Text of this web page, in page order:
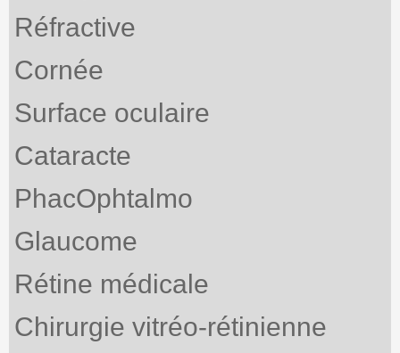
Réfractive
Cornée
Surface oculaire
Cataracte
PhacOphtalmo
Glaucome
Rétine médicale
Chirurgie vitréo-rétinienne